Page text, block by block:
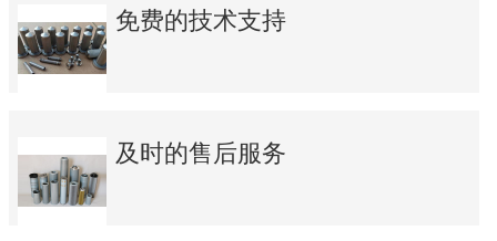
免费的技术支持
及时的售后服务